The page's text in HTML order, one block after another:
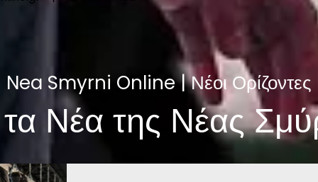
Nea Smyrni Online | Νέοι Ορίζοντες
Νέα της Νέας